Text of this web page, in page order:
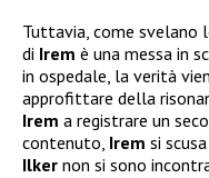
Tuttavia, come svelano
di Irem è una messa in
in ospedale, la verità
approfittare della
Irem a registrare un
contenuto, Irem si
Ilker non si sono